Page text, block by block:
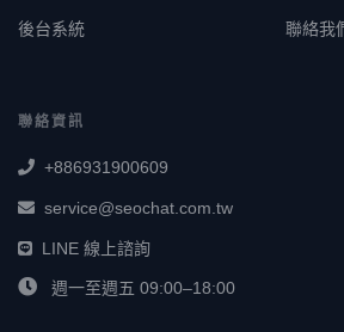
後台系統 聯絡我
聯絡資訊
+886931900609
service@seochat.com.tw
LINE 線上諮詢
週一至週五 09:00–18:00